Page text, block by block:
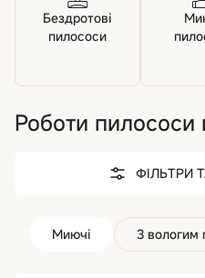
Бездротові
пилососи
Роботи пилососи
ФІЛЬТРИ
Миючі З вологим